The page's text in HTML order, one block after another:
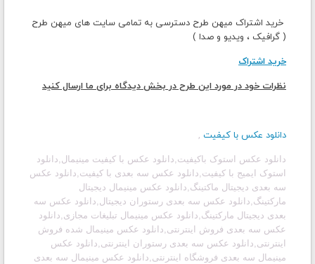
خرید اشتراک میهن طرح دسترسی به تمامی سایت های میهن طرح
( گرافیک ، ویدیو و صدا )
خرید اشتراک
نظرات خود در مورد این طرح در بخش دیدگاه برای ما ارسال کنید
دانلود عکس با کیفیت ,
دانلود عکس استوک باکیفیت,دانلود عکس با کیفیت مینیمال,دانلود
استوک ایمیج با کیفیت,دانلود عکس سه بعدی با کیفیت,دانلود عکس
سه بعدی دیجیتال ماکتینگ,دانلود عکس مینیمال دیجیتال
مارکتینگ,دانلود عکس سه بعدی رستوران دیجیتال,دانلود عکس سه
بعدی دیجیتال مارکتینگ,دانلود عکس مینیمال تبلیغات مجازی,دانلود
عکس سه بعدی فروش اینترنتی,دانلود عکس مینیمال شده فروش
اینترنتی,دانلود عکس سه بعدی رستوران اینترنتی,دانلود عکس
مینیمال سه بعدی فروشگاه اینترنتی,دانلود عکس مینیمال سه بعدی